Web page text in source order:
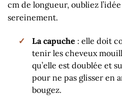
cm de longueur, oubliez
sereinement.
La capuche : elle doit
tenir les cheveux
qu’elle est doublée et
pour ne pas glisser en
bougez.